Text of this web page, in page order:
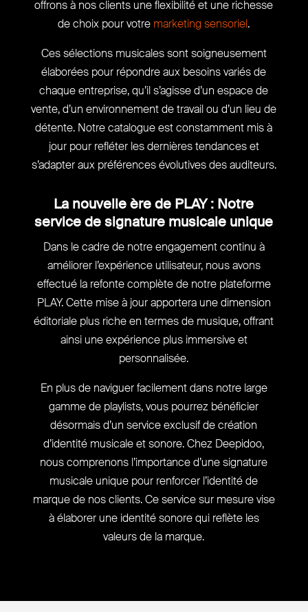
offrons à nos clients une flexibilité et une richesse
de choix pour votre marketing sensoriel.
Ces sélections musicales sont soigneusement
élaborées pour répondre aux besoins variés de
chaque entreprise, qu’il s’agisse d’un espace de
vente, d’un environnement de travail ou d’un lieu de
détente. Notre catalogue est constamment mis à
jour pour refléter les dernières tendances et
s’adapter aux préférences évolutives des auditeurs.
La nouvelle ère de PLAY : Notre
service de signature musicale unique
Dans le cadre de notre engagement continu à
améliorer l’expérience utilisateur, nous avons
effectué la refonte complète de notre plateforme
PLAY. Cette mise à jour apportera une dimension
éditoriale plus riche en termes de musique, offrant
ainsi une expérience plus immersive et
personnalisée.
En plus de naviguer facilement dans notre large
gamme de playlists, vous pourrez bénéficier
désormais d’un service exclusif de création
d’identité musicale et sonore. Chez Deepidoo,
nous comprenons l’importance d’une signature
musicale unique pour renforcer l’identité de
marque de nos clients. Ce service sur mesure vise
à élaborer une identité sonore qui reflète les
valeurs de la marque.